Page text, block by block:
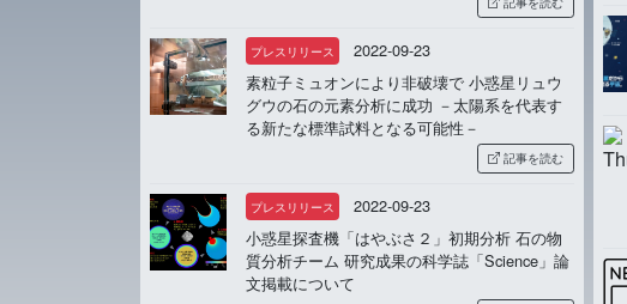
プレスリリース
2022-09-23
素粒子ミュオンにより非破壊で 小惑星リュウ
グウの石の元素分析に成功 －太陽系を代表す
る新たな標準試料となる可能性－
記事を読む
プレスリリース
2022-09-23
小惑星探査機「はやぶさ２」初期分析 石の物
質分析チーム 研究成果の科学誌「Science」論
文掲載について